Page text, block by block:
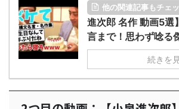
他の関連記事もチェッ
進次郎 名作 動画5選
言まで！思わず唸る
続きを